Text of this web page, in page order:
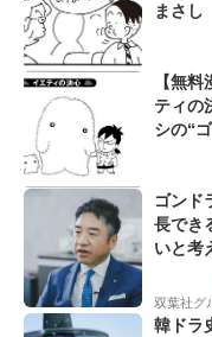
まさし
【無
ティの
シの“
ゴンド
長でき
いと考
双葉社グ
韓ドラ